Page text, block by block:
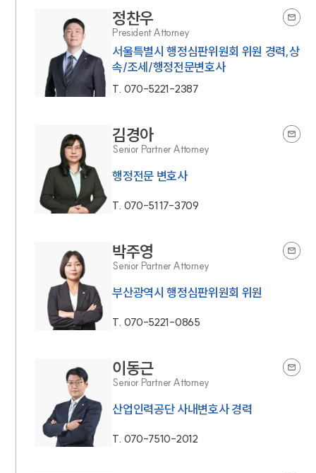
정찬우
President Attorney
서울특별시 행정심판위원회 위원 경력,상
속/조세/행정전문변호사
T. 070-5221-2387
김경아
Senior Partner Attorney
행정전문 변호사
T. 070-5117-3709
박주영
Senior Partner Attorney
부산광역시 행정심판위원회 위원
T. 070-5221-0865
이동근
Senior Partner Attorney
산업인력공단 사내변호사 경력
T. 070-7510-2012